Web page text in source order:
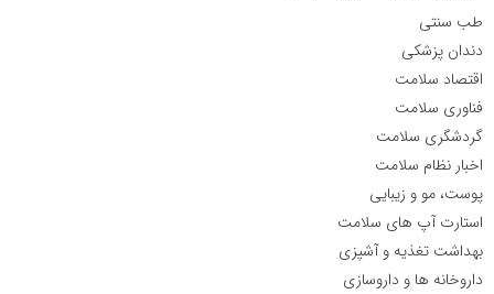
طب سنتی
دندان پزشکی
اقتصاد سلامت
فناوری سلامت
گردشگری سلامت
اخبار نظام سلامت
پوست، مو و زیبایی
استارت آپ های سلامت
بهداشت تغذیه و آشپزی
داروخانه ها و داروسازی